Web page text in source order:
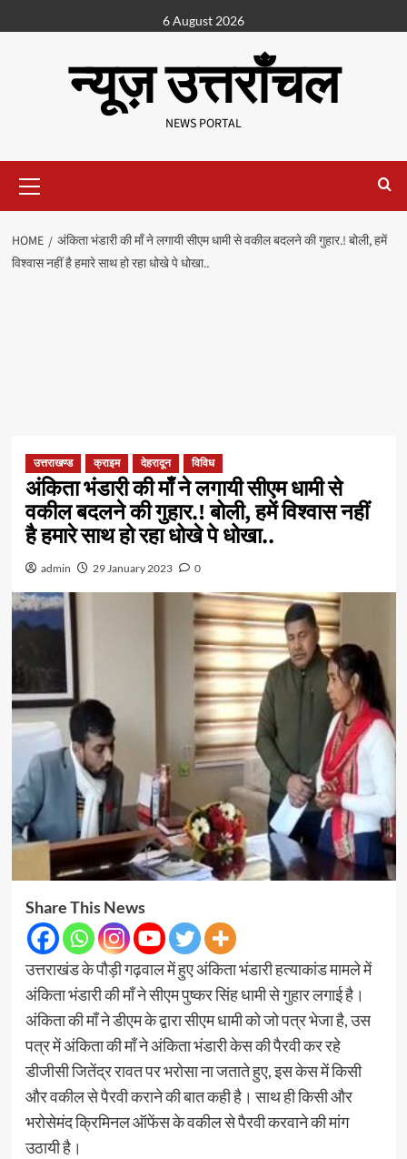
6 August 2026
न्यूज़ उत्तराँचल
NEWS PORTAL
HOME
अंकिता भंडारी की माँ ने लगायी सीएम धामी से वकील बदलने की गुहार.! बोली, हमें
विश्वास नहीं है हमारे साथ हो रहा धोखे पे धोखा..
उत्तराखण्ड क्राइम देहरादून विविध
अंकिता भंडारी की माँ ने लगायी सीएम धामी से
वकील बदलने की गुहार.! बोली, हमें विश्वास नहीं
है हमारे साथ हो रहा धोखे पे धोखा..
admin 29 January 2023 0
Share This News
उत्तराखंड के पौड़ी गढ़वाल में हुए अंकिता भंडारी हत्याकांड मामले में
अंकिता भंडारी की माँ ने सीएम पुष्कर सिंह धामी से गुहार लगाई है।
अंकिता की माँ ने डीएम के द्वारा सीएम धामी को जो पत्र भेजा है, उस
पत्र में अंकिता की माँ ने अंकिता भंडारी केस की पैरवी कर रहे
डीजीसी जितेंद्र रावत पर भरोसा ना जताते हुए, इस केस में किसी
और वकील से पैरवी कराने की बात कही है। साथ ही किसी और
भरोसेमंद क्रिमिनल ऑफेंस के वकील से पैरवी करवाने की मांग
उठायी है।